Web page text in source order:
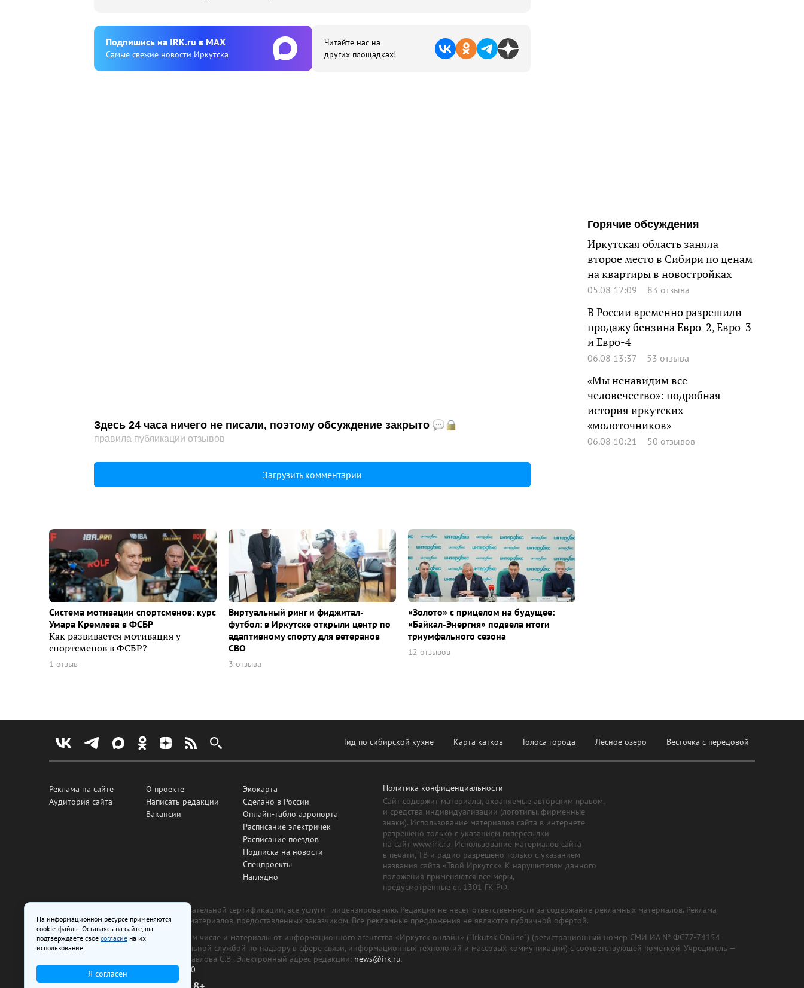
Подпишиcь на IRK.ru в MAX
Cамые свежие новости Иркутска
Читайте нас на
других площадках!
Здесь 24 часа ничего не писали, поэтому обсуждение закрыто
правила публикации отзывов
Загрузить комментарии
Горячие обсуждения
Иркутская область заняла
второе место в Сибири по ценам
на квартиры в новостройках
05.08 12:09 83 отзыва
В России временно разрешили
продажу бензина Евро-2, Евро-3
и Евро-4
06.08 13:37 53 отзыва
«Мы ненавидим все
человечество»: подробная
история иркутских
«молоточников»
06.08 10:21 50 отзывов
Система мотивации спортсменов: курс
Умара Кремлева в ФСБР
Как развивается мотивация у
спортсменов в ФСБР?
1 отзыв
Виртуальный ринг и фиджитал-
футбол: в Иркутске открыли центр по
адаптивному спорту для ветеранов
СВО
3 отзыва
«Золото» с прицелом на будущее:
«Байкал-Энергия» подвела итоги
триумфального сезона
12 отзывов
Гид по сибирской кухне Карта катков Голоса города Лесное озеро Весточка с передовой
Реклама на сайте
Аудитория сайта
О проекте
Написать редакции
Вакансии
Экокарта
Сделано в России
Онлайн-табло аэропорта
Расписание электричек
Расписание поездов
Подписка на новости
Спецпроекты
Наглядно
Политика конфиденциальности
Сайт содержит материалы, охраняемые авторским правом,
и средства индивидуализации (логотипы, фирменные
знаки). Использование материалов сайта в интернете
разрешено только с указанием гиперссылки
на сайт www.irk.ru. Использование материалов сайта
в печати, ТВ и радио разрешено только с указанием
названия сайта «Твой Иркутск». К нарушителям данного
положения применяются все меры,
предусмотренные ст. 1301 ГК РФ.
Все рекламные товары подлежат обязательной сертификации, все услуги - лицензированию. Редакция не несет ответственности за содержание рекламных материалов. Реклама
изготовлена и размещена на основе материалов, предоставленных заказчиком. Все рекламные предложения не являются публичной офертой.
На сайте www.irk.ru размещаются в том числе и материалы от информационного агентства «Иркутск онлайн» ("Irkutsk Online") (регистрационный номер СМИ ИА № ФС77-74154
от 29 октября 2018 г., выдан Федеральной службой по надзору в сфере связи, информационных технологий и массовых коммуникаций) с соответствующей пометкой. Учредитель —
ООО «Ирк.ру». Главный редактор — Павлова С.В., Электронный адрес редакции: news@irk.ru.
Телефон редакции:
+7 (3952) 48-88-50
На информационном ресурсе применяются
cookie-файлы. Оставаясь на сайте, вы
подтверждаете свое согласие на их
использование.
Я согласен